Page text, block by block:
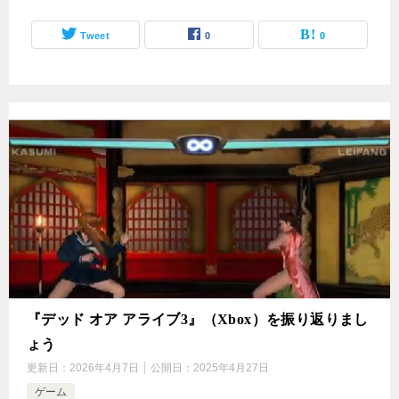
Tweet 0 0
『デッド オア アライブ3』（Xbox）を振り返りまし
ょう
更新日： 2026年4月7日 公開日： 2025年4月27日
ゲーム